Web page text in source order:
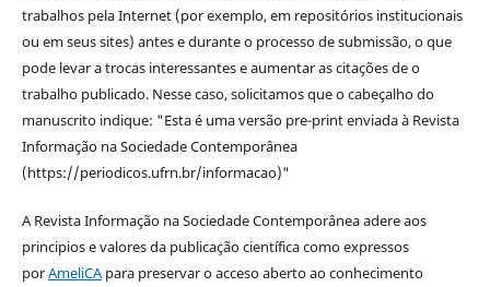
trabalhos pela Internet (por exemplo, em repositórios institucionais
ou em seus sites) antes e durante o processo de submissão, o que
pode levar a trocas interessantes e aumentar as citações de o
trabalho publicado. Nesse caso, solicitamos que o cabeçalho do
manuscrito indique: "Esta é uma versão pre-print enviada à Revista
Informação na Sociedade Contemporânea
(https://periodicos.ufrn.br/informacao)"
A Revista Informação na Sociedade Contemporânea adere aos
principios e valores da publicação científica como expressos
porAmeliCApara preservar o acceso aberto ao conhecimento